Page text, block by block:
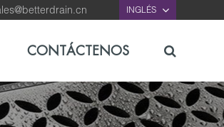
INGLÉS
CONTÁCTENOS